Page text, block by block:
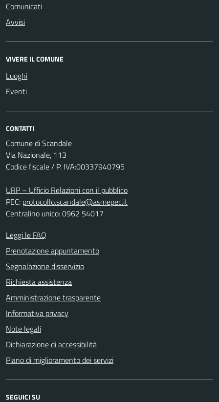
Comunicati
Avvisi
VIVERE IL COMUNE
Luoghi
Eventi
CONTATTI
Comune di Scandale
Via Nazionale, 113
Codice fiscale / P. IVA:00337940795
URP – Ufficio Relazioni con il pubblico
PEC: protocollo.scandale@asmepec.it
Centralino unico: 0962 54017
Leggi le FAQ
Prenotazione appuntamento
Segnalazione disservizio
Richiesta assistenza
Amministrazione trasparente
Informativa privacy
Note legali
Dichiarazione di accessibilità
Piano di miglioramento dei servizi
SEGUICI SU